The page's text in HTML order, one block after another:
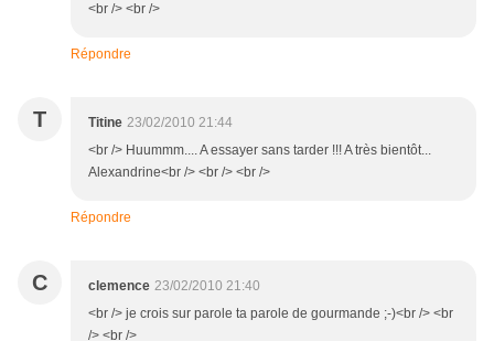
<br /> <br />
Répondre
T Titine 23/02/2010 21:44
<br /> Huummm.... A essayer sans tarder !!! A très bientôt...
Alexandrine<br /> <br /> <br />
Répondre
C clemence 23/02/2010 21:40
<br /> je crois sur parole ta parole de gourmande ;-)<br /> <br
/> <br />